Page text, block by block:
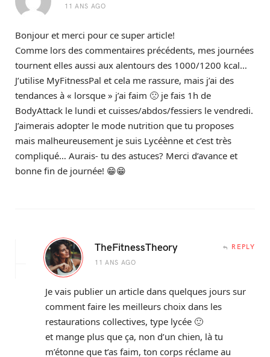
11 ANS AGO
Bonjour et merci pour ce super article!
Comme lors des commentaires précédents, mes journées
tournent elles aussi aux alentours des 1000/1200 kcal…
J’utilise MyFitnessPal et cela me rassure, mais j’ai des
tendances à « lorsque » j’ai faim 🙁 je fais 1h de
BodyAttack le lundi et cuisses/abdos/fessiers le vendredi.
J’aimerais adopter le mode nutrition que tu proposes
mais malheureusement je suis Lycéènne et c’est très
compliqué… Aurais- tu des astuces? Merci d’avance et
bonne fin de journée! 😁😁
TheFitnessTheory
11 ANS AGO
REPLY
Je vais publier un article dans quelques jours sur
comment faire les meilleurs choix dans les
restaurations collectives, type lycée 🙂
et mange plus que ça, non d’un chien, là tu
m’étonne que t’as faim, ton corps réclame au